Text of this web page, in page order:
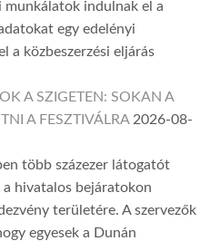
indulnak el a
egy edelényi
a közbeszerzési eljárás
A SZIGETEN: SOKAN A
A FESZTIVÁLRA 2026-08-
több százezer látogatót
hivatalos bejáratokon
területére. A szervezők
egyesek a Dunán